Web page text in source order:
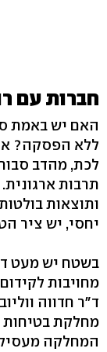
חברות עם
האם יש באמת
ללא הפסקה? אף
לכת, מהדב
תרבות
ותוצאות
יחסי, יש ציר
בשטח יש מעט
מחויבות
מחלקת